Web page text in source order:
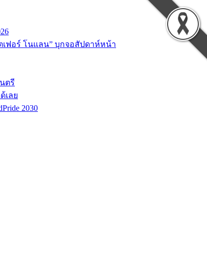
เฟอร์ โนแลน” บุกจอสัปดาห์หน้า
ตรี
เลย
2030